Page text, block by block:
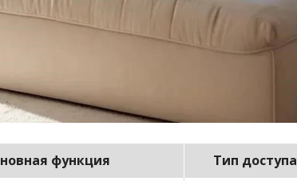
функция
Тип доступа